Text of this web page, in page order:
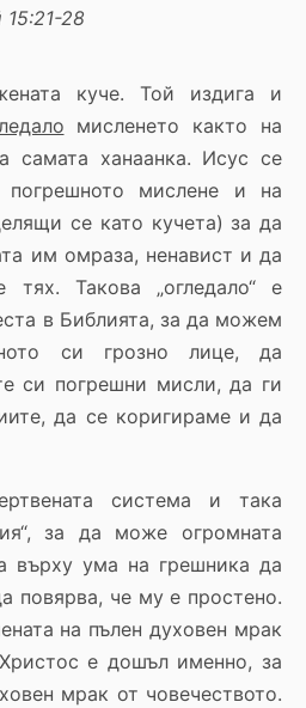
28
куче. Той издига и
мисленето както на
самата ханаанка. Исус се
мислене и на
се като кучета) за да
им омраза, ненавист и да
Такова „огледало“ е
в Библията, за да можем
си грозно лице, да
си погрешни мисли, да ги
да се коригираме и да
система и така
за да може огромната
върху ума на грешника да
повярва, че му е простено.
на пълен духовен мрак
е дошъл именно, за
мрак от човечеството.